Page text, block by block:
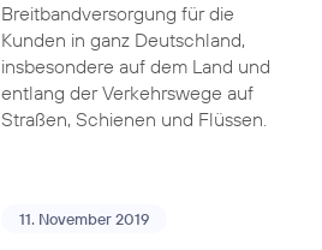
Breitbandversorgung für die
Kunden in ganz Deutschland,
insbesondere auf dem Land und
entlang der Verkehrswege auf
Straßen, Schienen und Flüssen.
11. November 2019